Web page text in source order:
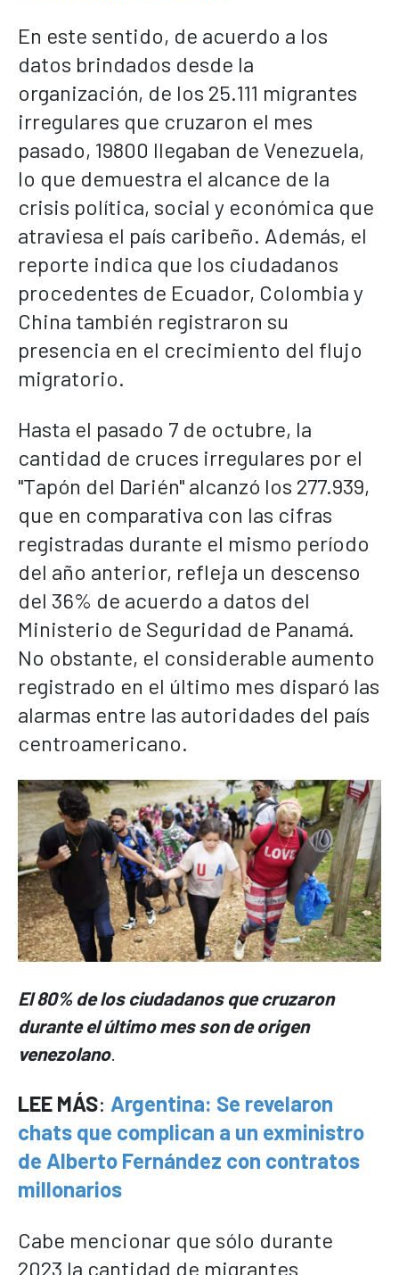
En este sentido, de acuerdo a los
datos brindados desde la
organización, de los 25.111 migrantes
irregulares que cruzaron el mes
pasado, 19800 llegaban de Venezuela,
lo que demuestra el alcance de la
crisis política, social y económica que
atraviesa el país caribeño. Además, el
reporte indica que los ciudadanos
procedentes de Ecuador, Colombia y
China también registraron su
presencia en el crecimiento del flujo
migratorio.
Hasta el pasado 7 de octubre, la
cantidad de cruces irregulares por el
"Tapón del Darién" alcanzó los 277.939,
que en comparativa con las cifras
registradas durante el mismo período
del año anterior, refleja un descenso
del 36% de acuerdo a datos del
Ministerio de Seguridad de Panamá.
No obstante, el considerable aumento
registrado en el último mes disparó las
alarmas entre las autoridades del país
centroamericano.
El 80% de los ciudadanos que cruzaron
durante el último mes son de origen
venezolano.
LEE MÁS: Argentina: Se revelaron
chats que complican a un exministro
de Alberto Fernández con contratos
millonarios
Cabe mencionar que sólo durante
2023 la cantidad de migrantes